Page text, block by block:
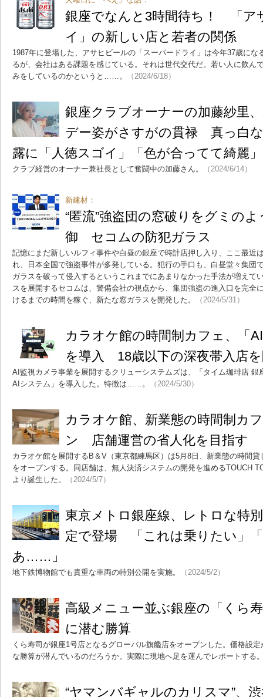
銀座でなんと3時間待ち！ 「ア
イ」の新しい店と若者の関係
1987年に登場した、アサヒビールの「スーパードライ」は今年37歳にな
るが、会社はある課題を感じている。それは世代交代だ。若い人に飲ん
みをしているのかというと……。
（2024/6/18）
銀座クラブオーナーの加藤紗里
デー姿がさすがの貫禄 真っ白
露に「人徳スゴイ」「色が合ってて綺麗」
クラブ経営のオーナー兼社長として奮闘中の加藤さん。 （2024/6/14）
新建材：
“匿流”強盗団の窓破りをグミの
御 セコムの防犯ガラス
記憶にまだ新しいルフィ事件や白昼の銀座で時計店押し入り、ここ最近
れ、日本全国で強盗事件が多発している。犯行の手口も、白昼堂々集団
ガラスを破って侵入するというこれまでにあまりなかった手法が増えて
スを展開するセコムは、警備会社の視点から、集団強盗の進入口を完全
けるまでの時間を稼ぐ、新たな窓ガラスを開発した。
（2024/5/31）
カラオケ館の時間制カフェ、「
を導入 18歳以下の深夜帯入店
AI監視カメラ事業を展開するクリューシステムズは、「タイム珈琲店 銀
AIシステム」を導入した。特徴は……。
（2024/5/30）
カラオケ館、新業態の時間制カ
ン 店舗運営の省人化を目指す
カラオケ館を展開するB＆V（東京都練馬区）は5月8日、新業態の時間
をオープンする。同店舗は、無人決済システムの開発を進めるTOUCH
より誕生した。
（2024/5/7）
東京メトロ銀座線、レトロな特
定で登場 「これは乗りたい」
あ……」
地下鉄博物館でも貴重な車両の特別公開を実施。 （2024/5/2）
高級メニュー並ぶ銀座の「くら
に潜む勝算
くら寿司が銀座1号店となるグローバル旗艦店をオープンした。価格設
な勝算が潜んでいるのだろうか。実際に現地へ足を運んでレポートする
“ヤマンバギャルのカリスマ”、